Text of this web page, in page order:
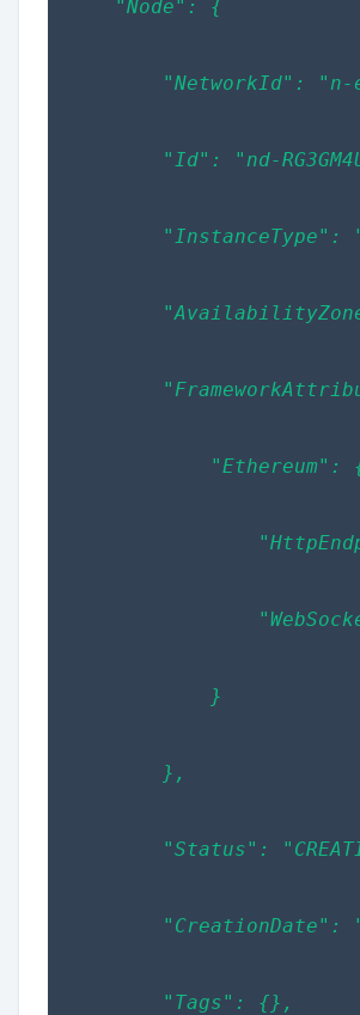
"Node": {
"NetworkId": "n-
"Id": "nd-
"InstanceType":
"Ethereum":
"HttpEndpoint": "nd-
}
},
"Status":
"CreationDate":
"Tags": {},